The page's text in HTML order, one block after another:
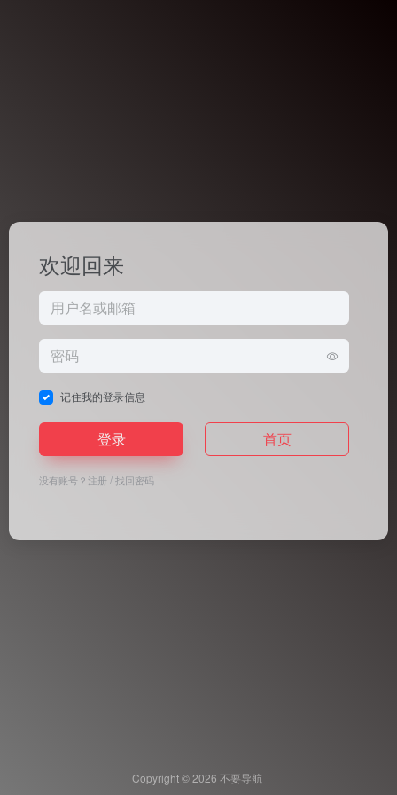
欢迎回来
记住我的登录信息
登录 首页
没有账号？注册 /找回密码
Copyright © 2026 不要导航